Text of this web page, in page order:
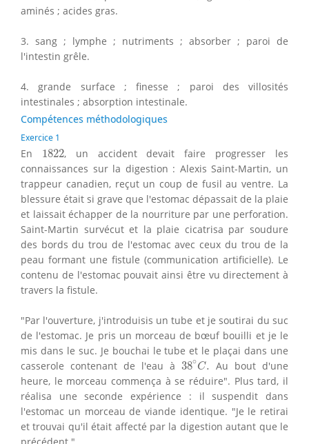
aminés ; acides gras.
3. sang ; lymphe ; nutriments ; absorber ; paroi de
l'intestin grêle.
4. grande surface ; finesse ; paroi des villosités
intestinales ; absorption intestinale.
Compétences méthodologiques
Exercice 1
En 1822
1822, un accident devait faire progresser les
connaissances sur la digestion : Alexis Saint-Martin, un
trappeur canadien, reçut un coup de fusil au ventre. La
blessure était si grave que l'estomac dépassait de la plaie
et laissait échapper de la nourriture par une perforation.
Saint-Martin survécut et la plaie cicatrisa par soudure
des bords du trou de l'estomac avec ceux du trou de la
peau formant une fistule (communication artificielle). Le
contenu de l'estomac pouvait ainsi être vu directement à
travers la fistule.
"Par l'ouverture, j'introduisis un tube et je soutirai du suc
de l'estomac. Je pris un morceau de bœuf bouilli et je le
mis dans le suc. Je bouchai le tube et le plaçai dans une
casserole contenant de l'eau à38∘C.
38∘C .Au bout d'une
heure, le morceau commença à se réduire". Plus tard, il
réalisa une seconde expérience : il suspendit dans
l'estomac un morceau de viande identique. "Je le retirai
et trouvai qu'il était affecté par la digestion autant que le
précédent."